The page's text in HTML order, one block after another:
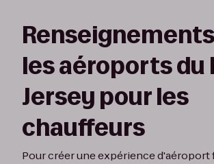
les aéroports du
Jersey pour les
chauffeurs
Pour créer une expérience d'aéroport